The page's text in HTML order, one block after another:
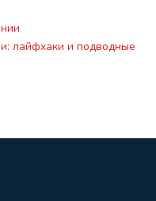
лайфхаки и подводные